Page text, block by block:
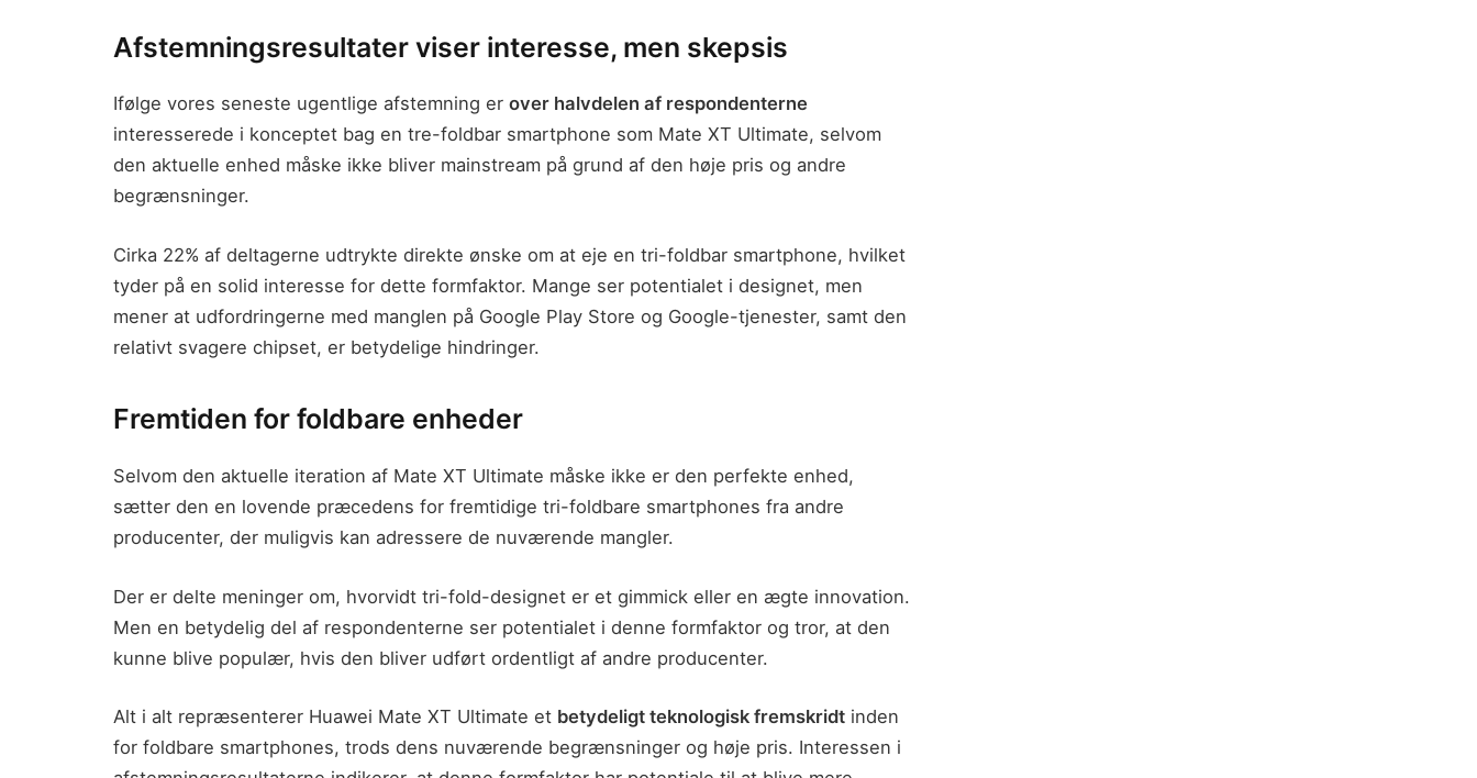
Afstemningsresultater viser interesse, men skepsis
Ifølge vores seneste ugentlige afstemning er over halvdelen af respondenterne
interesserede i konceptet bag en tre-foldbar smartphone som Mate XT Ultimate, selvom
den aktuelle enhed måske ikke bliver mainstream på grund af den høje pris og andre
begrænsninger.
Cirka 22% af deltagerne udtrykte direkte ønske om at eje en tri-foldbar smartphone, hvilket
tyder på en solid interesse for dette formfaktor. Mange ser potentialet i designet, men
mener at udfordringerne med manglen på Google Play Store og Google-tjenester, samt den
relativt svagere chipset, er betydelige hindringer.
Fremtiden for foldbare enheder
Selvom den aktuelle iteration af Mate XT Ultimate måske ikke er den perfekte enhed,
sætter den en lovende præcedens for fremtidige tri-foldbare smartphones fra andre
producenter, der muligvis kan adressere de nuværende mangler.
Der er delte meninger om, hvorvidt tri-fold-designet er et gimmick eller en ægte innovation.
Men en betydelig del af respondenterne ser potentialet i denne formfaktor og tror, at den
kunne blive populær, hvis den bliver udført ordentligt af andre producenter.
Alt i alt repræsenterer Huawei Mate XT Ultimate et betydeligt teknologisk fremskridt inden
for foldbare smartphones, trods dens nuværende begrænsninger og høje pris. Interessen i